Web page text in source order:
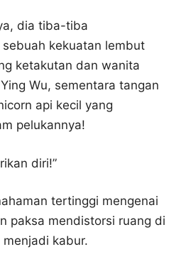
dia tiba-tiba
kekuatan lembut
ketakutan dan wanita
Wu, sementara tangan
api kecil yang
pelukannya!
diri!”
tertinggi mengenai
paksa mendistorsi ruang di
kabur.